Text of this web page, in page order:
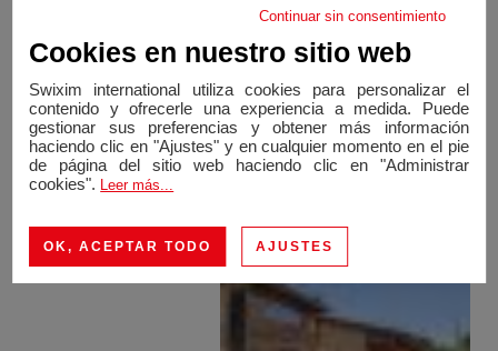
parfaitement entretenu et piscinable. Un petit atelier et
un abri de stockage complète ce bien.
Emplacement idéal : proximité immédiate des
commodités (écoles, commerces) avec un accès
rapide à l’autoroute A6 et gare TER.
A découvrir sans tarder !
Continuar sin consentimiento
Cookies en nuestro sitio web
Swixim international utiliza cookies para personalizar el
contenido y ofrecerle una experiencia a medida. Puede
gestionar sus preferencias y obtener más información
haciendo clic en "Ajustes" y en cualquier momento en el pie
de página del sitio web haciendo clic en "Administrar
cookies". Leer más...
OK, ACEPTAR TODO AJUSTES